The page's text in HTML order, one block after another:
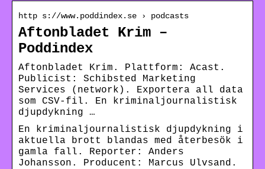
http s://www.poddindex.se › podcasts
Aftonbladet Krim –
Poddindex
Aftonbladet Krim. Plattform: Acast.
Publicist: Schibsted Marketing
Services (network). Exportera all data
som CSV-fil. En kriminaljournalistisk
djupdykning …
En kriminaljournalistisk djupdykning i
aktuella brott blandas med återbesök i
gamla fall. Reporter: Anders
Johansson. Producent: Marcus Ulvsand.